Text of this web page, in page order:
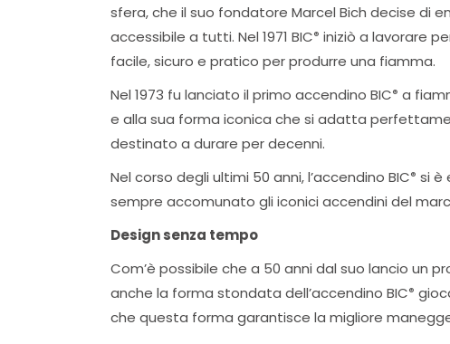
sfera, che il suo fondatore Marcel Bich decise di
accessibile a tutti. Nel 1971 BIC® iniziò a lavorare
facile, sicuro e pratico per produrre una fiamma.
Nel 1973 fu lanciato il primo accendino BIC® a
e alla sua forma iconica che si adatta
destinato a durare per decenni.
Nel corso degli ultimi 50 anni, l’accendino BIC® si è
sempre accomunato gli iconici accendini del
Design senza tempo
Com’è possibile che a 50 anni dal suo lancio un
anche la forma stondata dell’accendino BIC®
che questa forma garantisce la migliore